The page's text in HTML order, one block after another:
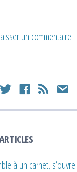
twitter facebook
rss email
à un carnet,